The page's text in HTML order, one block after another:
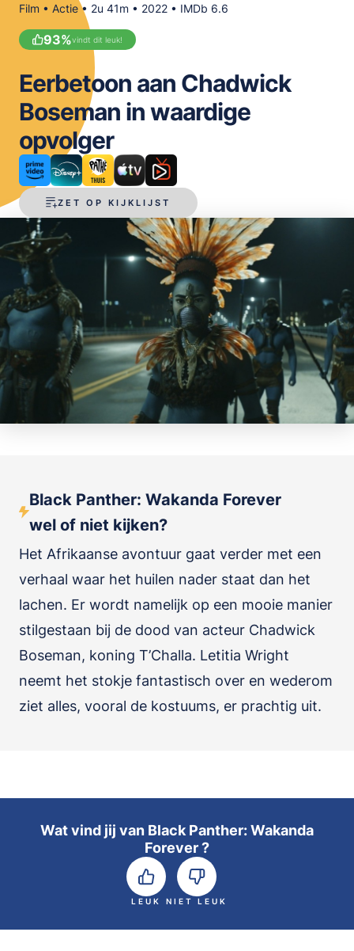
Film • Actie • 2u 41m • 2022 • IMDb 6.6
93%vindt dit leuk!
ZET OP KIJKLIJST
Eerbetoon aan Chadwick
Boseman in waardige
opvolger
Black Panther: Wakanda Forever
wel of niet kijken?
Het Afrikaanse avontuur gaat verder met een
verhaal waar het huilen nader staat dan het
lachen. Er wordt namelijk op een mooie manier
stilgestaan bij de dood van acteur Chadwick
Boseman, koning T’Challa. Letitia Wright
neemt het stokje fantastisch over en wederom
ziet alles, vooral de kostuums, er prachtig uit.
Wat vind jij van Black Panther: Wakanda
Forever ?
LEUK NIET LEUK